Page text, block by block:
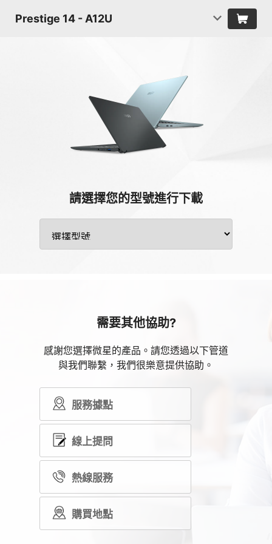
Prestige 14 - A12U
請選擇您的型號進行下載
需要其他協助?
感謝您選擇微星的產品。請您透過以下管道
與我們聯繫，我們很樂意提供協助。
服務據點
線上提問
熱線服務
購買地點